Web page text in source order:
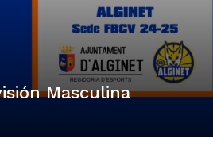
Masculina